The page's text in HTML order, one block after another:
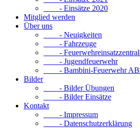
- Einsätze 2020
Mitglied werden
Über uns
- Neuigkeiten
- Fahrzeuge
-
- Jugendfeuerwehr
- Bambini-Feuerwehr
Bilder
- Bilder Übungen
- Bilder Einsätze
Kontakt
- Impressum
- Datenschutzerklärung